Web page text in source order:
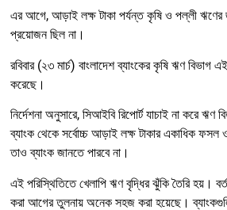
এর আগে, আড়াই লক্ষ টাকা পর্যন্ত কৃষি ও পল্লী ঋণের
প্রয়োজন ছিল না।
রবিবার (২৩ মার্চ) বাংলাদেশ ব্যাংকের কৃষি ঋণ বিভাগ
করেছে।
নির্দেশনা অনুসারে, সিআইবি রিপোর্ট যাচাই না করে ঋণ
ব্যাংক থেকে সর্বোচ্চ আড়াই লক্ষ টাকার একাধিক
তাও ব্যাংক জানতে পারবে না।
এই পরিস্থিতিতে খেলাপি ঋণ বৃদ্ধির ঝুঁকি তৈরি হয়।
করা আগের তুলনায় অনেক সহজ করা হয়েছে। ব্যাংকগুলি